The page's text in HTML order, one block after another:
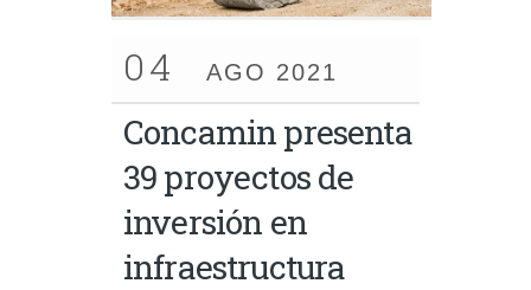
04 AGO 2021
Concamin presenta
39 proyectos de
inversión en
infraestructura